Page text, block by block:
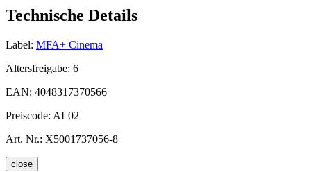
Technische Details
Label: MFA+ Cinema
Altersfreigabe: 6
EAN: 4048317370566
Preiscode: AL02
Art. Nr.: X5001737056-8
close